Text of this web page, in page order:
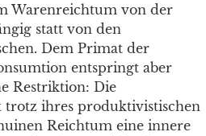
Warenreichtum von der
statt von den
Dem Primat der
entspringt aber
Restriktion: Die
trotz ihres produktivistischen
Reichtum eine innere